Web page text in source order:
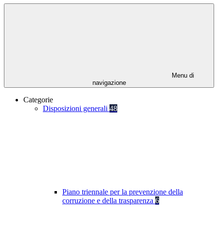
Menu di
navigazione
Categorie
Disposizioni generali 48
Piano triennale per la prevenzione della
corruzione e della trasparenza 6